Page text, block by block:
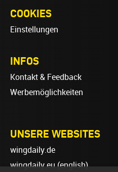
COOKIES
Einstellungen
INFOS
Kontakt & Feedback
Werbemöglichkeiten
UNSERE WEBSITES
wingdaily.de
wingdaily.eu(english)